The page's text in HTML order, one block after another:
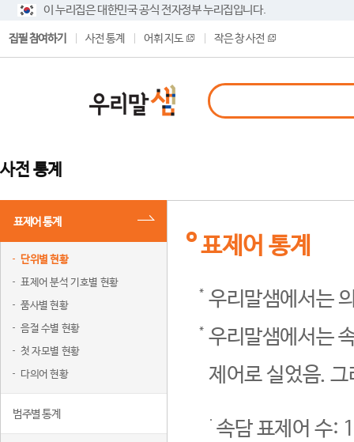
이 누리집은 대한민국 공식 전자정부 누리집입니다.
집필 참여하기 사전 통계 어휘 지도 작은 창 사전
사전 통계
표제어 통계
단위별 현황
표제어 분석 기호별 현황
품사별 현황
음절 수별 현황
첫 자모별 현황
다의어 현황
범주별 통계
표제어 통계
우리말샘에서는
우리말샘에서는
제어로 실었음.
속담 표제어 수: